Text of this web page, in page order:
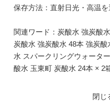
保存方法：直射日光・高温を
関連ワード：炭酸水 強炭酸
炭酸水 強炭酸水 48本 強炭
水 スパークリングウォータ
酸水 玉東町 炭酸水 24本 × 2
閉じ